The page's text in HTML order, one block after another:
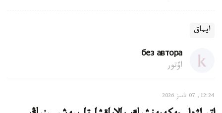
ايماق
без автора
اۆتور
12:24, 07 تامىز 2026